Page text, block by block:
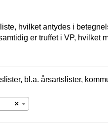
hvilket antydes i
er truffet i VP, hvilket
bl.a. årsartslister,
×